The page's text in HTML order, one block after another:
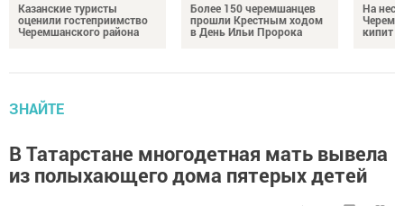
Казанские туристы
оценили гостеприимство
Черемшанского района
Более 150 черемшанцев
прошли Крестным ходом
в День Ильи Пророка
На
кипит
ЗНАЙТЕ
В Татарстане многодетная мать вывела
из полыхающего дома пятерых детей